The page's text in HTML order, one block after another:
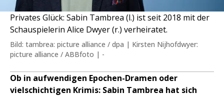
Privates Glück: Sabin Tambrea (l.) ist seit 2018 mit der
Schauspielerin Alice Dwyer (r.) verheiratet.
Bild: tambrea: picture alliance / dpa | Kirsten Nijhofdwyer:
picture alliance / ABBfoto | -
Ob in aufwendigen Epochen-Dramen oder
vielschichtigen Krimis: Sabin Tambrea hat sich